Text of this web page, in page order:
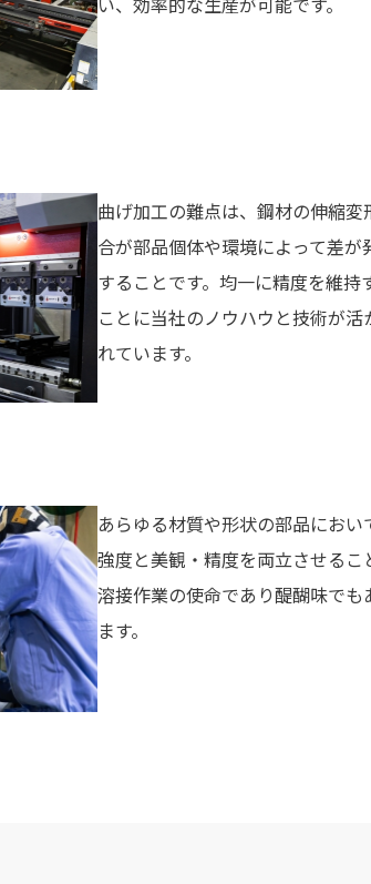
曲げ加工の難点は、鋼材の伸縮変
合が部品個体や環境によって差が
することです。均一に精度を維持
ことに当社のノウハウと技術が活
れています。
あらゆる材質や形状の部品におい
強度と美観・精度を両立させるこ
溶接作業の使命であり醍醐味でも
ます。